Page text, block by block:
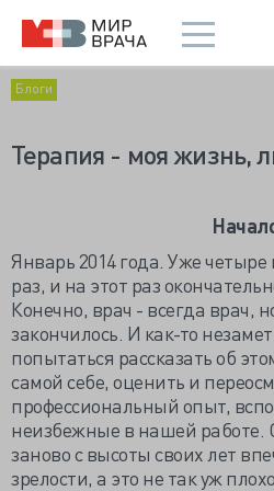
Блоги
Терапия - моя жизнь,
Январь 2014 года. Уже четыре
раз, и на этот раз
Конечно, врач - всегда врач,
закончилось. И как-то
попытаться рассказать об
самой себе, оценить и
профессиональный опыт,
неизбежные в нашей работе.
заново с высоты своих лет
зрелости, а это не так уж плохо.